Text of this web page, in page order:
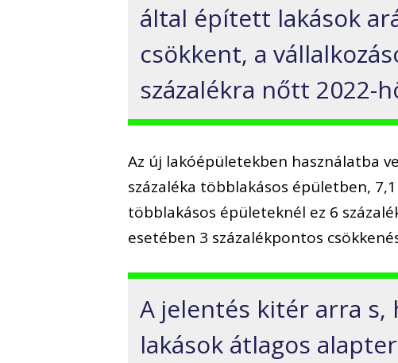
által épített lakások
csökkent, a
százalékra nőtt 2022-
Az új lakóépületekben használatba
százaléka többlakásos épületben,
többlakásos épületeknél ez 6
esetében 3 százalékpontos
A jelentés kitér arra s,
lakások átlagos